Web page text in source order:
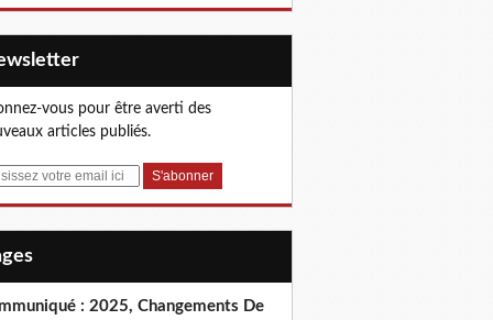
vous pour être averti des
articles publiés.
: 2025, Changements De